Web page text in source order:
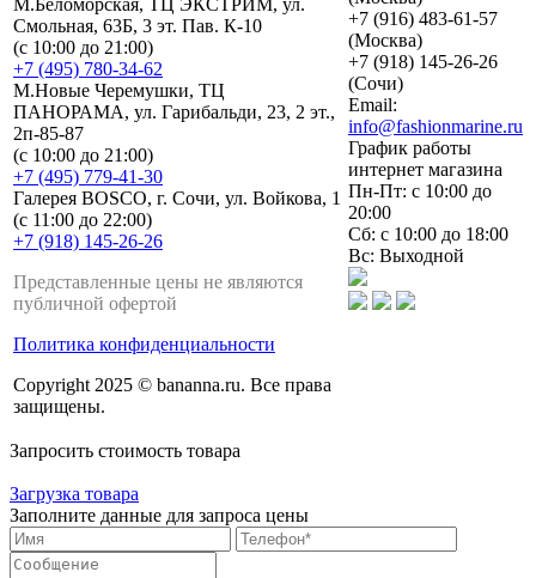
М.Беломорская, ТЦ ЭКСТРИМ, ул.
Смольная, 63Б, 3 эт. Пав. К-10
(с 10:00 до 21:00)
+7 (495) 780-34-62
М.Новые Черемушки, ТЦ
ПАНОРАМА, ул. Гарибальди, 23, 2 эт.,
2п-85-87
(с 10:00 до 21:00)
+7 (495) 779-41-30
Галерея BOSCO, г. Сочи, ул. Войкова, 1
(с 11:00 до 22:00)
+7 (918) 145-26-26
Представленные цены не являются
публичной офертой
Политика конфиденциальности
Copyright 2025 © bananna.ru. Все права
защищены.
+7 (916) 483-61-57
(Москва)
+7 (918) 145-26-26
(Сочи)
Email:
info@fashionmarine.ru
График работы
интернет магазина
Пн-Пт: с 10:00 до
20:00
Сб: с 10:00 до 18:00
Вс: Выходной
Запросить стоимость товара
Загрузка товара
Заполните данные для запроса цены